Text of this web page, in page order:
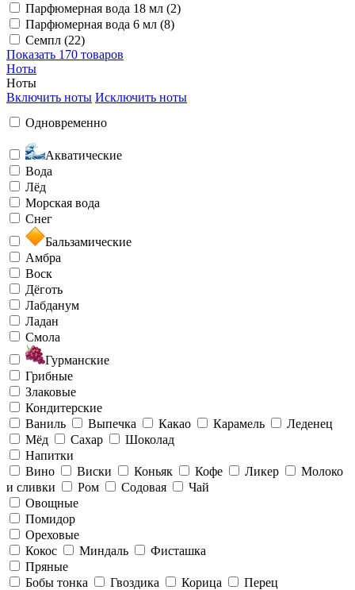
Парфюмерная вода 18 мл (2)
Парфюмерная вода 6 мл (8)
Семпл (22)
Показать 170 товаров
Ноты
Ноты
Включить ноты Исключить ноты
Одновременно
Акватические
Вода
Лёд
Морская вода
Снег
Бальзамические
Амбра
Воск
Дёготь
Лабданум
Ладан
Смола
Гурманские
Грибные
Злаковые
Кондитерские
Ваниль
Выпечка Какао Карамель
Леденец
Мёд
Сахар
Шоколад
Напитки
Вино
Виски Коньяк Кофе Ликер
Молоко
и сливки
Ром Содовая
Чай
Овощные
Помидор
Ореховые
Кокос
Миндаль
Фисташка
Пряные
Бобы тонка
Гвоздика Корица
Перец